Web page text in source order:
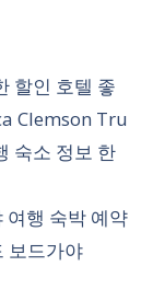
할인 호텔 좋
Clemson Tru
숙소 정보 한
여행 숙박 예약
보드가야